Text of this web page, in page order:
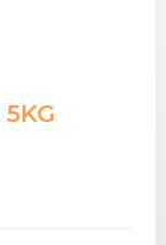
5KG